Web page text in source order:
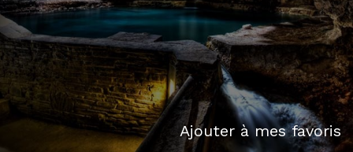
Ajouter à mes favoris